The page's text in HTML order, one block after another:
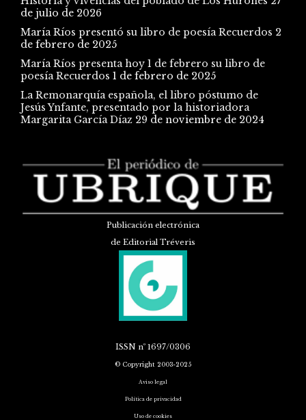
de julio de 2026
María Ríos presentó su libro de poesía Recuerdos 2
de febrero de 2025
María Ríos presenta hoy 1 de febrero su libro de
poesía Recuerdos 1 de febrero de 2025
La Remonarquía española, el libro póstumo de
Jesús Ynfante, presentado por la historiadora
Margarita García Díaz 29 de noviembre de 2024
Publicación electrónica
de Editorial Tréveris
ISSN nº 1697/0306
© Copyright 2003-2025
Aviso legal
Política de privacidad
Uso de cookies